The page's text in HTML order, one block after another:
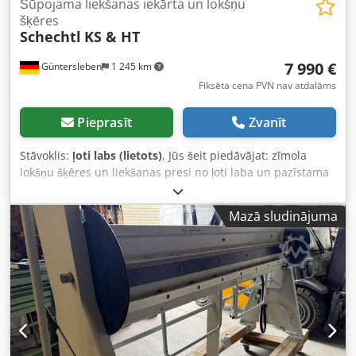
Güntersleben 1 245 km
Šūpojama liekšanas iekārta un lokšņu
šķēres
Schechtl KS & HT
7 990 €
Fiksēta cena PVN nav atdalāms
Pieprasīt Zvanīt
Stāvoklis: ļoti labs (lietots), Jūs šeit piedāvājat: zīmola
lokšņu šķēres un liekšanas presi no ļoti laba un pazīstama
ražotāja – Schechtl Iekārtas īpašības: Lokšņu šķēres HT 200
- Jauda: 1,25 mm dzelzs, alumīnijs u.c. vairāk - Griešanas
garums: nedaudz virs 2 m (asmens teicamā stāvoklī, skat.
bildes, vēl redzams oriģinālais uzraksts, kas biežas
griešanas laikā parasti nodilst) - Dziļuma atdure Chsdey T
H Nxopfx Acija - LED apgaismojuma gaismas josla
griešanas vietas izgaismošanai - Izvelkama priekšējā balsta
virsma Liekšanas prese (abkantbanka) - KS – jauda: 1 mm
dzelzs, alumīnijs, vairāk aptuveni 1,5 mm - Locīšanas
garums: nedaudz virs 2 m - Kāju aizvērējs - Pēc izvēles:
Mazā sludinājuma